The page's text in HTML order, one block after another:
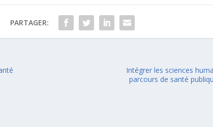
PARTAGER:
Intégrer les sciences
parcours de santé